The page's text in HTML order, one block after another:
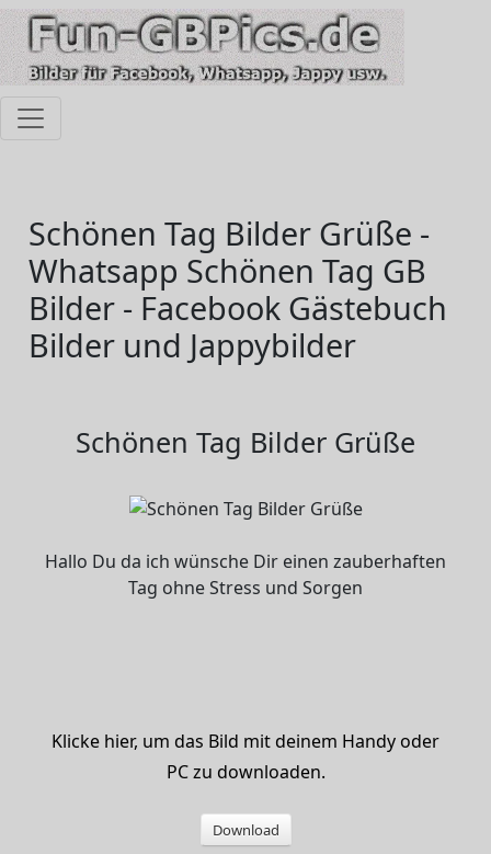
Schönen Tag Bilder Grüße -
Whatsapp Schönen Tag GB
Bilder - Facebook Gästebuch
Bilder und Jappybilder
Schönen Tag Bilder Grüße
Hallo Du da ich wünsche Dir einen zauberhaften
Tag ohne Stress und Sorgen
Klicke hier, um das Bild mit deinem Handy oder
PC zu downloaden.
Download